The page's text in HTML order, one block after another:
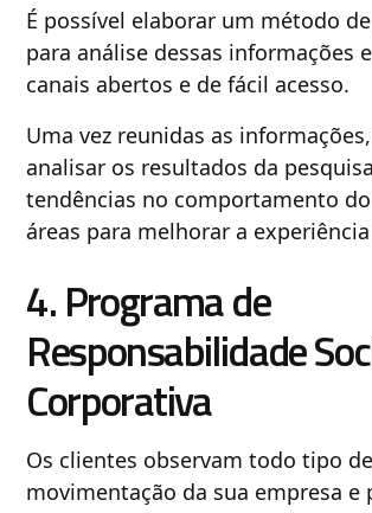
É possível elaborar um método
para análise dessas informações
canais abertos e de fácil acesso.
Uma vez reunidas as
analisar os resultados da
tendências no comportamento
áreas para melhorar a
4. Programa de
Responsabilidade
Corporativa
Os clientes observam todo tipo de
movimentação da sua empresa e